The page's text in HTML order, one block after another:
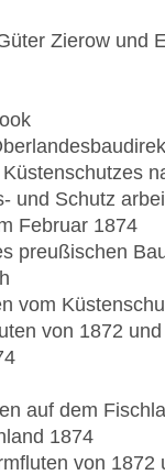
Zierow und
und Schutz
Februar 1874
preußischen
vom
von 1872
auf dem
1874
von 1872